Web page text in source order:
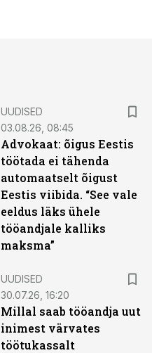
UUDISED
03.08.26, 08:45
Advokaat: õigus Eestis
töötada ei tähenda
automaatselt õigust
Eestis viibida. “See vale
eeldus läks ühele
tööandjale kalliks
maksma”
UUDISED
30.07.26, 16:20
Millal saab tööandja uut
inimest värvates
töötukassalt